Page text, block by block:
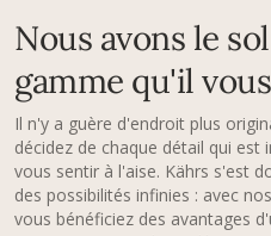
Nous avons le
gamme qu'il
Il n'y a guère d'endroit plus
décidez de chaque détail qui
vous sentir à l'aise. Kährs s'est
des possibilités infinies : avec
vous bénéficiez des avantages